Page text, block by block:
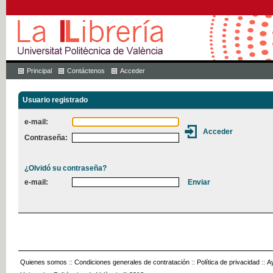
Principal Contáctenos Acceder
Usuario registrado
e-mail:
Contraseña:
¿Olvidó su contraseña?
e-mail:
Quienes somos :: Condiciones generales de contratación :: Política de privacidad ::